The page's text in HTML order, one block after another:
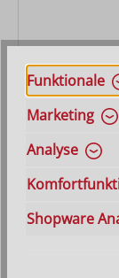
Hl. Anna
Regulärer
Funktionale
Marketing
Analyse
Shopware